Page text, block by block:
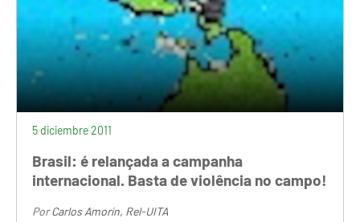
5 diciembre 2011
Brasil: é relançada a campanha
internacional. Basta de violência no campo!
PorCarlos Amorín, Rel-UITA